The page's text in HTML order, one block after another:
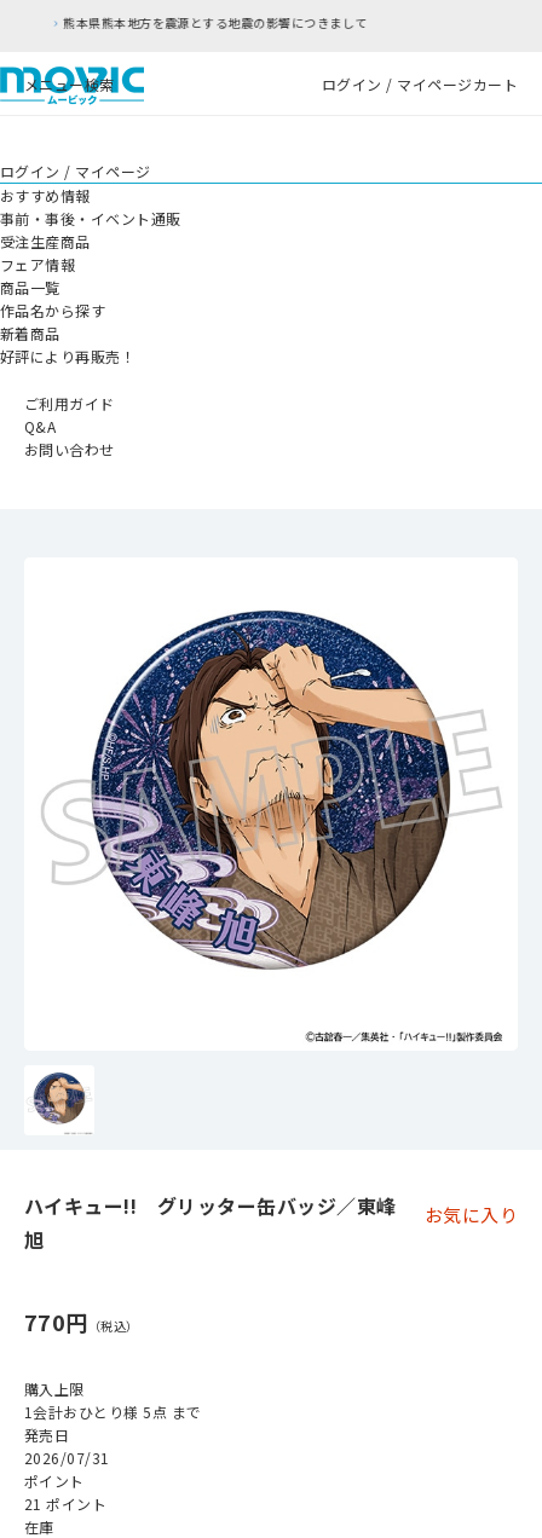
地震の影響につきまして
メニュー検索 ログイン / マイページカート
ログイン / マイページ
おすすめ情報
事前・事後・イベント通販
受注生産商品
フェア情報
商品一覧
作品名から探す
新着商品
好評により再販売！
ご利用ガイド
Q&A
お問い合わせ
ハイキュー!! グリッター缶バッジ／東峰
旭
お気に入り
770円
購入上限
1会計おひとり様 5点 まで
発売日
2026/07/31
ポイント
21 ポイント
在庫